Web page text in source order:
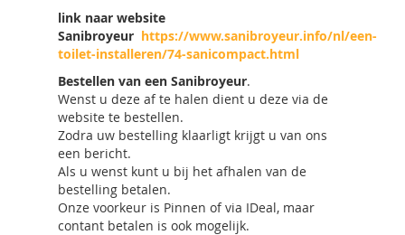
link naar website
Sanibroyeur https://www.sanibroyeur.info/nl/een-
toilet-installeren/74-sanicompact.html
Bestellen van een Sanibroyeur.
Wenst u deze af te halen dient u deze via de
website te bestellen.
Zodra uw bestelling klaarligt krijgt u van ons
een bericht.
Als u wenst kunt u bij het afhalen van de
bestelling betalen.
Onze voorkeur is Pinnen of via IDeal, maar
contant betalen is ook mogelijk.